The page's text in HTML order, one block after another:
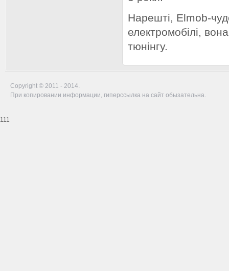
Нарешті, Elmob-
електромобілі,
тюнінгу.
Copyright © 2011 - 2014.
При копировании информации, гиперссылка на сайт обызательна.
111